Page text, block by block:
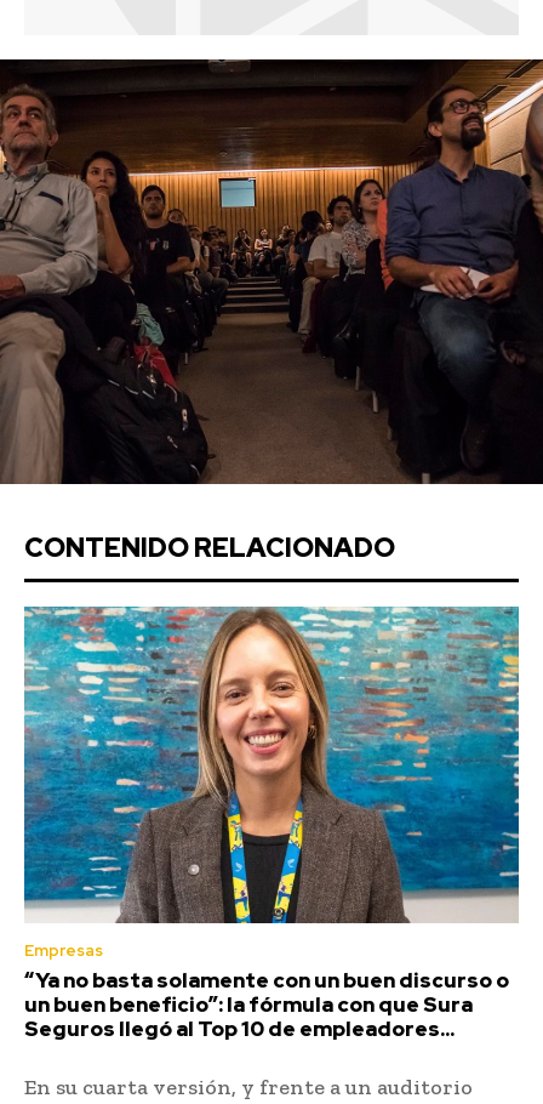
CONTENIDO RELACIONADO
Empresas
“Ya no basta solamente con un buen discurso o
un buen beneficio”: la fórmula con que Sura
Seguros llegó al Top 10 de empleadores...
En su cuarta versión, y frente a un auditorio